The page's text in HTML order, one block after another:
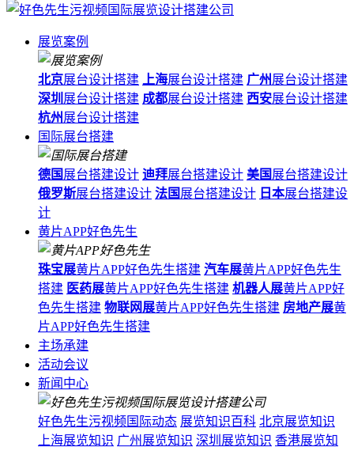
展览案例
北京展台设计搭建 上海展台设计搭建 广州展台设计搭建
深圳 展台设计搭建 成都展台设计搭建 西安展台设计搭建
杭州展台设计搭建
国际展台搭建
德国 展台搭建设计 迪拜展台搭建设计 美国 展台搭建设计
俄罗斯展台搭建设计 法国 展台搭建设计 日本展台搭建设
计
黄片APP好色先生
珠宝展黄片APP好色先生搭建 汽车展黄片APP好色先生
搭建 医药展黄片APP好色先生搭建 机器人展黄片APP好
色先生搭建 物联网展黄片APP好色先生搭建 房地产展黄
片APP好色先生搭建
主场承建
活动会议
新闻中心
好色先生污视频国际动态 展览知识百科 北京展览知识
上海展览知识 广州展览知识 深圳展览知识 香港展览知